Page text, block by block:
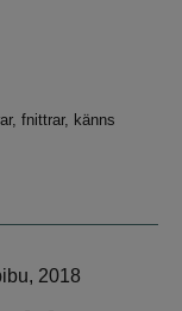
fnittrar, känns